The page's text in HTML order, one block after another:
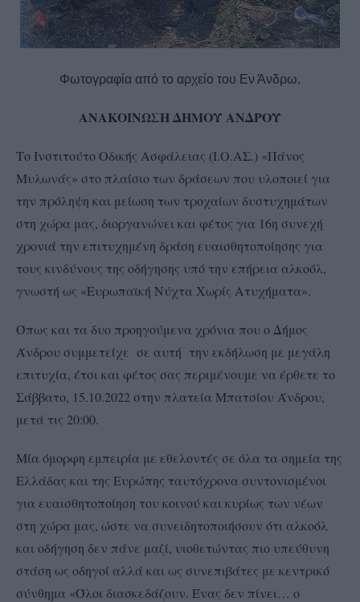
Φωτογραφία από το αρχείο του Εν Άνδρω.
ΑΝΑΚΟΙΝΩΣΗ ΔΗΜΟΥ ΑΝΔΡΟΥ
Το Ινστιτούτο Οδικής Ασφάλειας (Ι.Ο.ΑΣ.) «Πάνος
Μυλωνάς» στο πλαίσιο των δράσεων που υλοποιεί για
την πρόληψη και μείωση των τροχαίων δυστυχημάτων
στη χώρα μας, διοργανώνει και φέτος για 16η συνεχή
χρονιά την επιτυχημένη δράση ευαισθητοποίησης για
τους κινδύνους της οδήγησης υπό την επήρεια αλκοόλ,
γνωστή ως «Ευρωπαϊκή Νύχτα Χωρίς Ατυχήματα».
Όπως και τα δυο προηγούμενα χρόνια που ο Δήμος
Άνδρου συμμετείχε σε αυτή την εκδήλωση με μεγάλη
επιτυχία, έτσι και φέτος σας περιμένουμε να έρθετε το
Σάββατο, 15.10.2022 στην πλατεία Μπατσίου Άνδρου,
μετά τις 20:00.
Μία όμορφη εμπειρία με εθελοντές σε όλα τα σημεία της
Ελλάδας και της Ευρώπης ταυτόχρονα συντονισμένοι
για ευαισθητοποίηση του κοινού και κυρίως των νέων
στη χώρα μας, ώστε να συνειδητοποιήσουν ότι αλκοόλ
και οδήγηση δεν πάνε μαζί, υιοθετώντας πιο υπεύθυνη
στάση ως οδηγοί αλλά και ως συνεπιβάτες με κεντρικό
σύνθημα «Όλοι διασκεδάζουν. Ένας δεν πίνει… ο